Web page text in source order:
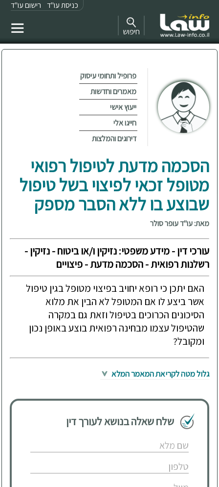
כניסת עו"ד רישום עו"ד
חיפוש
פרופיל ותחומי עיסוק
מאמרים וחדשות
ייעוץ אישי
חייגו אלי
דירוגים והמלצות
הסכמה מדעת לטיפול רפואי
מטופל זכאי לפיצוי בשל טיפול
שבוצע בו ללא הסבר מספק
מאת: עו"ד עופר סולר
עורכי דין - מידע משפטי: נזיקין ו/או ביטוח - נזיקין -
רשלנות רפואית - הסכמה מדעת - פיצויים
האם יתכן כי רופא יחויב בפיצוי מטופל בגין טיפול
אשר ביצע לו אם המטופל לא הבין את מלוא
הסיכונים הכרוכים בטיפול וזאת גם במקרה
שהטיפול עצמו מבחינה רפואית בוצע באופן נכון
ומקובל?
גלול מטה לקריאת המאמר המלא
שלח שאלה בנושא לעורך דין